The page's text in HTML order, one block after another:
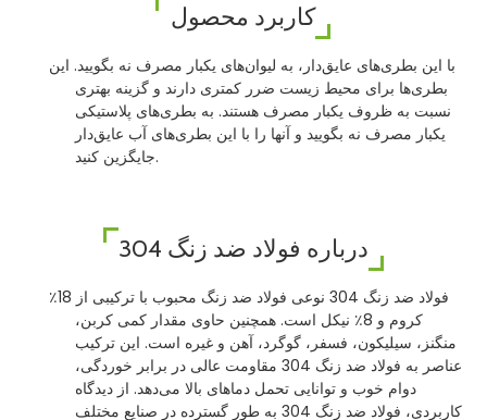
کاربرد محصول
با این بطری‌های عایق‌دار، به لیوان‌های یکبار مصرف نه بگویید. این
بطری‌ها برای محیط زیست ضرر کمتری دارند و گزینه بهتری
نسبت به ظروف یکبار مصرف هستند. به بطری‌های پلاستیکی
یکبار مصرف نه بگویید و آنها را با این بطری‌های آب عایق‌دار
جایگزین کنید.
درباره فولاد ضد زنگ 304
فولاد ضد زنگ 304 نوعی فولاد ضد زنگ محبوب با ترکیبی از 18٪
کروم و 8٪ نیکل است. همچنین حاوی مقدار کمی کربن،
منگنز، سیلیکون، فسفر، گوگرد، آهن و غیره است. این ترکیب
عناصر به فولاد ضد زنگ 304 مقاومت عالی در برابر خوردگی،
دوام خوب و توانایی تحمل دماهای بالا می‌دهد. از دیدگاه
کاربردی، فولاد ضد زنگ 304 به طور گسترده در صنایع مختلف